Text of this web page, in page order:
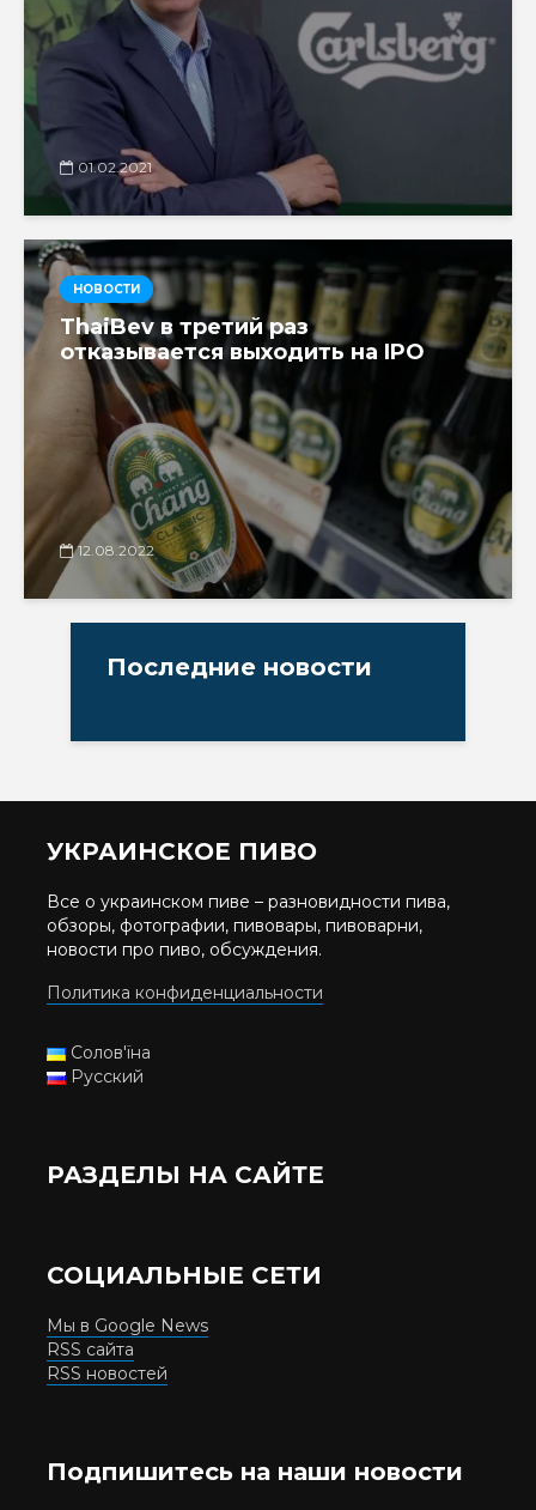
01.02.2021
НОВОСТИ
ThaiBev в третий раз
отказывается выходить на IPO
12.08.2022
Последние новости
УКРАИНСКОЕ ПИВО
Все о украинском пиве – разновидности пива,
обзоры, фотографии, пивовары, пивоварни,
новости про пиво, обсуждения.
Политика конфиденциальности
Солов'їна
Русский
РАЗДЕЛЫ НА САЙТЕ
СОЦИАЛЬНЫЕ СЕТИ
Мы в Google News
RSS сайта
RSS новостей
Подпишитесь на наши новости